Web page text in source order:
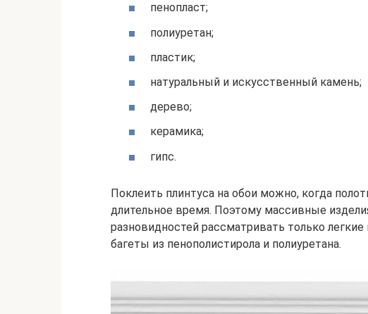
пенопласт;
полиуретан;
пластик;
натуральный и искусственный камень;
дерево;
керамика;
гипс.
Поклеить плинтуса на обои можно, когда
длительное время. Поэтому массивные
разновидностей рассматривать только
багеты из пенополистирола и полиуретана.